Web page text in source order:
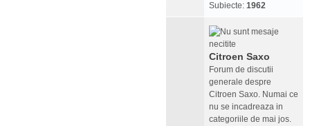
Subiecte: 1962
Citroen Saxo
Forum de discutii
generale despre
Citroen Saxo. Numai ce
nu se incadreaza in
categoriile de mai jos.